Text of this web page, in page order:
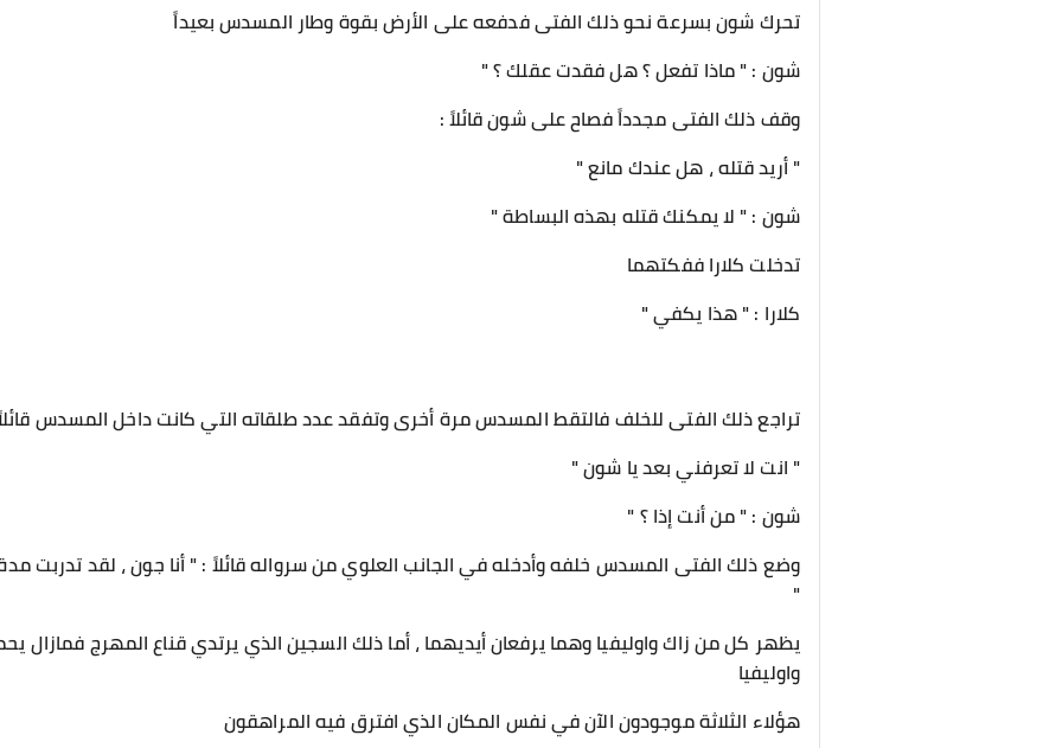
تحرك شون بسرعة نحو ذلك الفتى فدفعه على الأرض بقوة وطار المسدس بعيداً
شون : " ماذا تفعل ؟ هل فقدت عقلك ؟ "
وقف ذلك الفتى مجدداً فصاح على شون قائلاً :
" أريد قتله ، هل عندك مانع "
شون : " لا يمكنك قتله بهذه البساطة "
تدخلت كلارا ففكتهما
كلارا : " هذا يكفي "
تراجع ذلك الفتى للخلف فالتقط المسدس مرة أخرى وتفقد عدد طلقاته التي كانت داخل المسدس
" انت لا تعرفني بعد يا شون "
شون : " من أنت إذا ؟ "
وضع ذلك الفتى المسدس خلفه وأدخله في الجانب العلوي من سرواله قائلاً : " أنا جون ، لقد تدربت
"
يظهر كل من زاك واوليفيا وهما يرفعان أيديهما ، أما ذلك السجين الذي يرتدي قناع المهرج
واوليفيا
هؤلاء الثلاثة موجودون الآن في نفس المكان الذي افترق فيه المراهقون